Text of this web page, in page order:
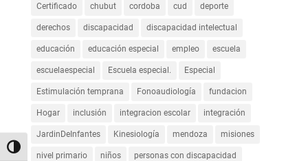
Alternar alto contraste
Certificado chubut cordoba cud deporte
derechos discapacidad discapacidad intelectual
educación educación especial empleo escuela
escuelaespecial Escuela especial. Especial
Estimulación temprana Fonoaudiología fundacion
Hogar inclusión integracion escolar integración
JardinDeInfantes Kinesiología mendoza misiones
nivel primario niños personas con discapacidad